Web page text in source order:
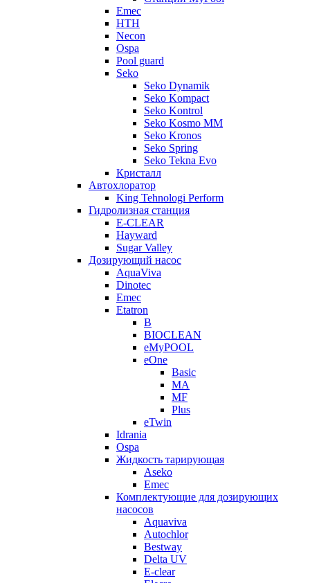
Emec
HTH
Necon
Ospa
Pool guard
Seko
Seko Dynamik
Seko Kompact
Seko Kontrol
Seko Kosmo MM
Seko Kronos
Seko Spring
Seko Tekna Evo
Кристалл
Автохлоратор
King Tehnologi Perform
Гидролизная станция
E-CLEAR
Hayward
Sugar Valley
Дозирующий насос
AquaViva
Dinotec
Emec
Etatron
B
BIOCLEAN
eMyPOOL
eOne
Basic
MA
MF
Plus
eTwin
Idrania
Ospa
Жидкость тарирующая
Aseko
Emec
Комплектующие для дозирующих
насосов
Aquaviva
Autochlor
Bestway
Delta UV
E-clear